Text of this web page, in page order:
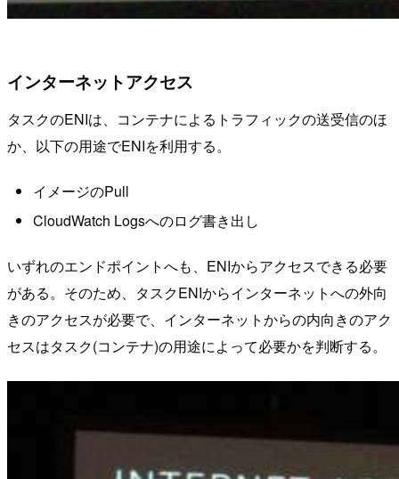
インターネットアクセス
タスクのENIは、コンテナによるトラフィックの送受信のほ
か、以下の用途でENIを利用する。
イメージのPull
CloudWatch Logsへのログ書き出し
いずれのエンドポイントへも、ENIからアクセスできる必要
がある。そのため、タスクENIからインターネットへの外向
きのアクセスが必要で、インターネットからの内向きのアク
セスはタスク(コンテナ)の用途によって必要かを判断する。